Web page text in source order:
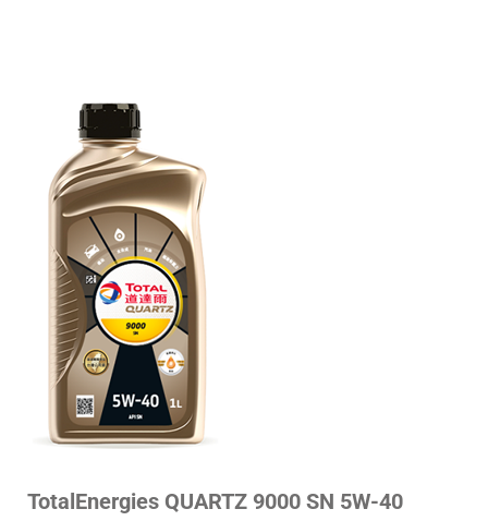
TotalEnergies QUARTZ 9000 SN 5W-40